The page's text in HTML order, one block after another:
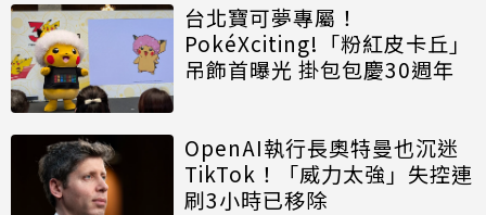
台北寶可夢專屬！
PokéXciting!「粉紅皮卡丘」
吊飾首曝光 掛包包慶30週年
OpenAI執行長奧特曼也沉迷
TikTok！「威力太強」失控連
刷3小時已移除